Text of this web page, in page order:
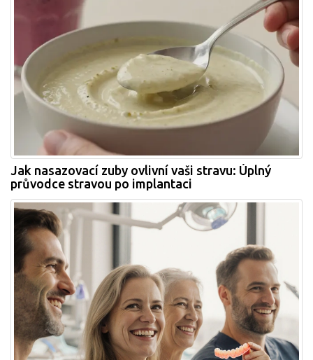
Jak nasazovací zuby ovlivní vaši stravu: Úplný
průvodce stravou po implantaci